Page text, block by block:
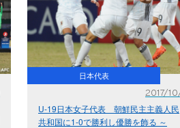
日本代表
2017/
U-19日本女子代表 朝鮮民主主義人民
共和国に1-0で勝利し優勝を飾る ～